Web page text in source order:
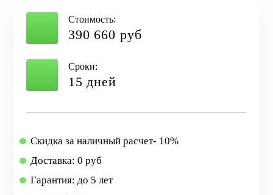
Стоимость:
390 660 руб
Сроки:
15 дней
Скидка за наличный расчет- 10%
Доставка: 0 руб
Гарантия: до 5 лет